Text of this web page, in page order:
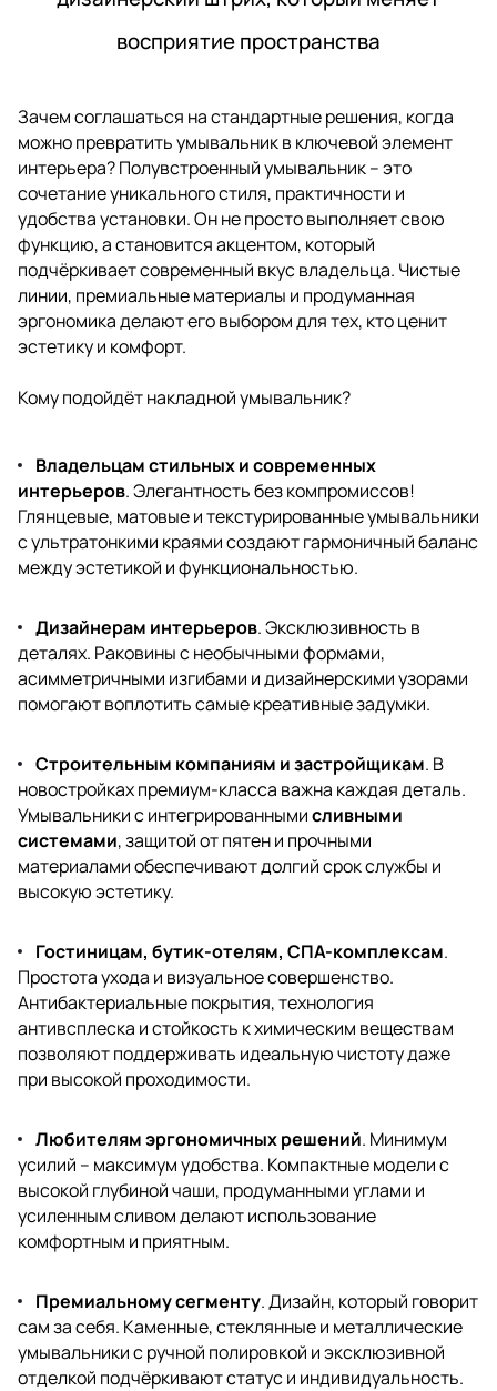
восприятие пространства
Зачем соглашаться на стандартные решения, когда
можно превратить умывальник в ключевой элемент
интерьера? Полувстроенный умывальник – это
сочетание уникального стиля, практичности и
удобства установки. Он не просто выполняет свою
функцию, а становится акцентом, который
подчёркивает современный вкус владельца. Чистые
линии, премиальные материалы и продуманная
эргономика делают его выбором для тех, кто ценит
эстетику и комфорт.
Кому подойдёт накладной умывальник?
Владельцам стильных и современных
интерьеров. Элегантность без компромиссов!
Глянцевые, матовые и текстурированные умывальники
с ультратонкими краями создают гармоничный баланс
между эстетикой и функциональностью.
Дизайнерам интерьеров. Эксклюзивность в
деталях. Раковины с необычными формами,
асимметричными изгибами и дизайнерскими узорами
помогают воплотить самые креативные задумки.
Строительным компаниям и застройщикам. В
новостройках премиум-класса важна каждая деталь.
Умывальники с интегрированнымисливными
системами, защитой от пятен и прочными
материалами обеспечивают долгий срок службы и
высокую эстетику.
Гостиницам, бутик-отелям, СПА-комплексам.
Простота ухода и визуальное совершенство.
Антибактериальные покрытия, технология
антивсплеска и стойкость к химическим веществам
позволяют поддерживать идеальную чистоту даже
при высокой проходимости.
Любителям эргономичных решений. Минимум
усилий – максимум удобства. Компактные модели с
высокой глубиной чаши, продуманными углами и
усиленным сливом делают использование
комфортным и приятным.
Премиальному сегменту. Дизайн, который говорит
сам за себя. Каменные, стеклянные и металлические
умывальники с ручной полировкой и эксклюзивной
отделкой подчёркивают статус и индивидуальность.